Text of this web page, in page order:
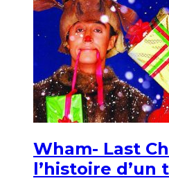
Wham- Last
l’histoire